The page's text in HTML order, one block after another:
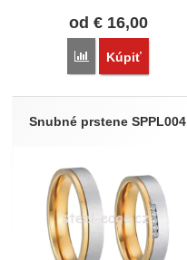
od €16,00
Porovnať
Kúpiť
Snubné prstene SPPL004